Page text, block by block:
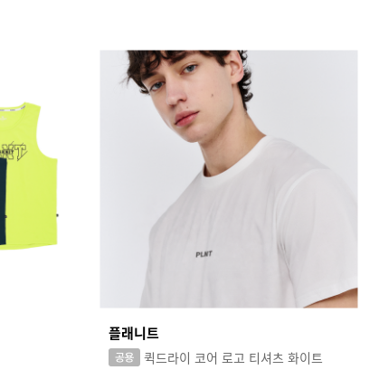
플래니트
퀵드라이 코어 로고 티셔츠 화이트